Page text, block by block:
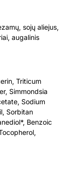
sojų aliejus,
augalinis
Triticum
Simmondsia
Sodium
Sorbitan
Benzoic